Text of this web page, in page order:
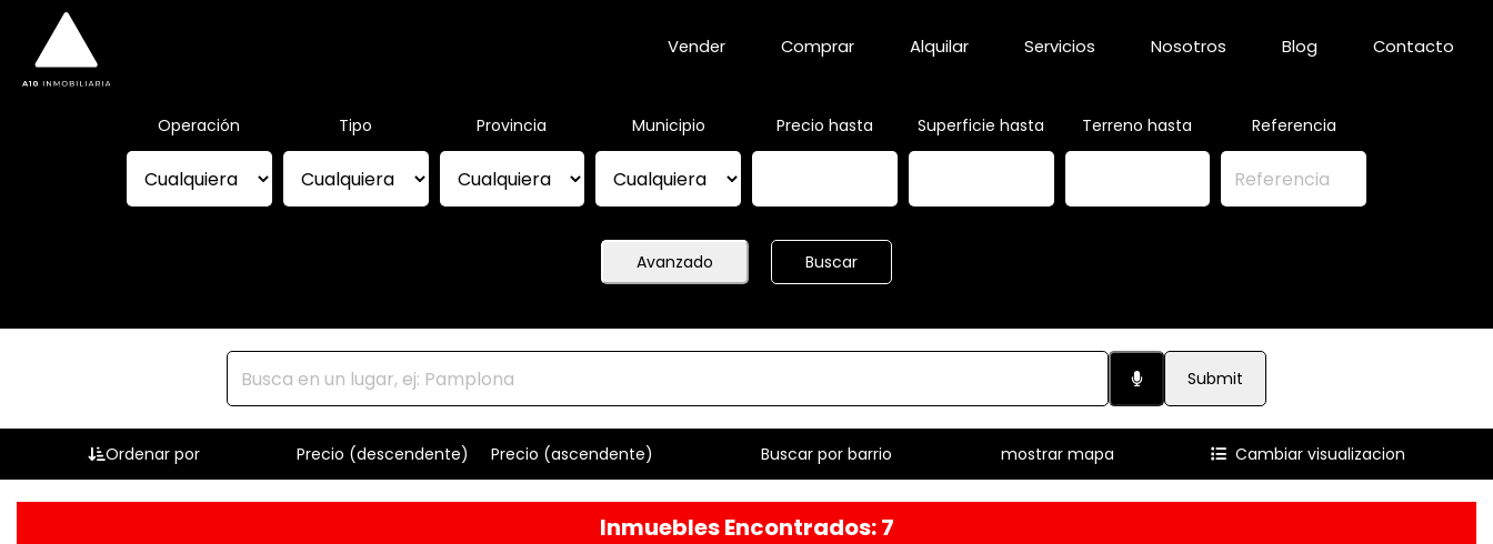
Vender Comprar Alquilar Servicios Nosotros Blog Contacto
Operación Tipo Provincia Municipio Precio hasta Superficie hasta Terreno hasta Referencia
Avanzado Buscar
Submit
Ordenar por Precio (descendente) Precio (ascendente) Buscar por barrio mostrar mapa Cambiar visualizacion
Inmuebles Encontrados: 7